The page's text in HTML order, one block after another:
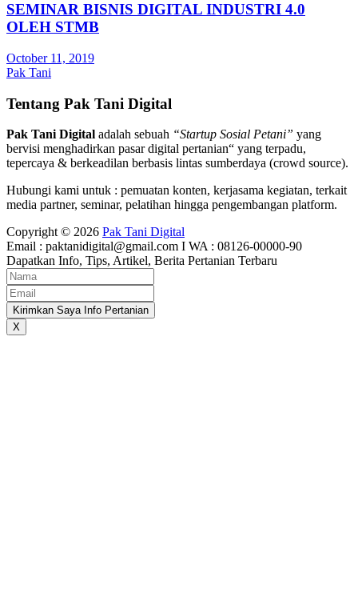
SEMINAR BISNIS DIGITAL INDUSTRI 4.0
OLEH STMB
October 11, 2019
Pak Tani
Tentang Pak Tani Digital
Pak Tani Digital adalah sebuah “Startup Sosial Petani” yang
bervisi menghadirkan pasar digital pertanian“ yang terpadu,
tepercaya & berkeadilan berbasis lintas sumberdaya (crowd source).
Hubungi kami untuk : pemuatan konten, kerjasama kegiatan, terkait
media partner, seminar, pelatihan hingga pengembangan platform.
Copyright © 2026 Pak Tani Digital
Email : paktanidigital@gmail.com I WA : 08126-00000-90
Dapatkan Info, Tips, Artikel, Berita Pertanian Terbaru
Kirimkan Saya Info Pertanian
X